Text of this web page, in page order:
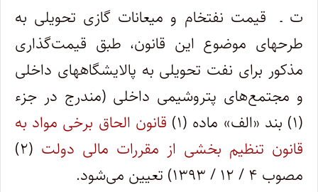
ت ـ قیمت نفت­خام و میعانات گازی تحویلی به
طرحهای موضوع این قانون، طبق قیمت‌گذاری
مذکور برای نفت تحویلی به پالایشگاههای داخلی
و مجتمع‌های پتروشیمی داخلی (مندرج در جزء
(۱) بند «الف» ماده (۱)
قانون الحاق برخی مواد به
قانون تنظیم بخشی از مقررات مالی دولت
(۲)
مصوب ۴ / ۱۲ / ۱۳۹۳) تعیین می‌شود.